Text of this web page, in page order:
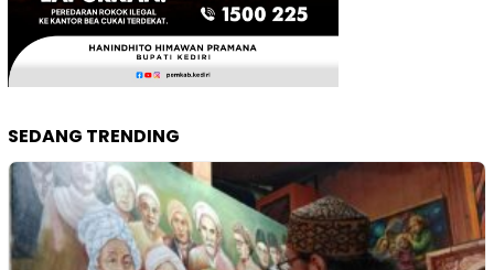
SEDANG TRENDING